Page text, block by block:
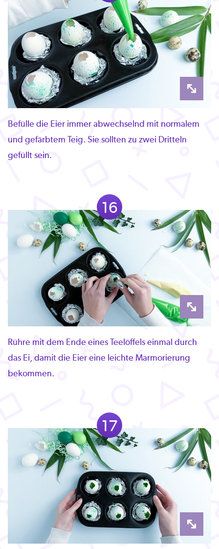
Befülle die Eier immer abwechselnd mit normalem
und gefärbtem Teig. Sie sollten zu zwei Dritteln
gefüllt sein.
16
Rühre mit dem Ende eines Teelöffels einmal durch
das Ei, damit die Eier eine leichte Marmorierung
bekommen.
17